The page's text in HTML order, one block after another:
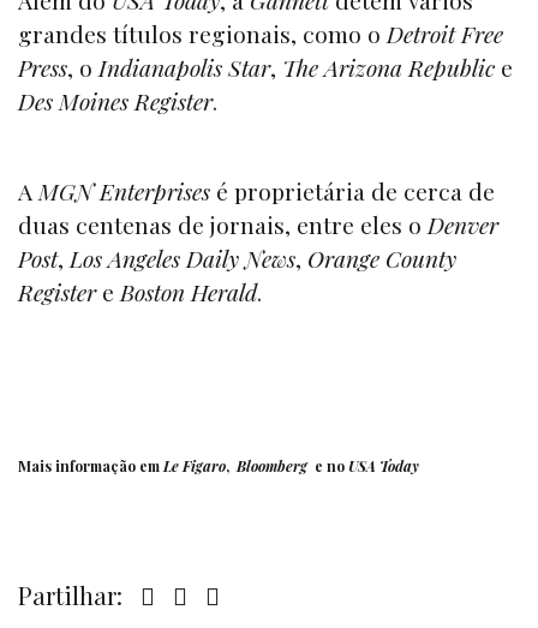
grandes títulos regionais, como o Detroit Free
Press, o Indianapolis Star, The Arizona Republice
Des Moines Register.
A MGN Enterprises é proprietária de cerca de
duas centenas de jornais, entre eles o Denver
Post, Los Angeles Daily News, Orange County
Registere Boston Herald.
Mais informação emLe Figaro, Bloomberge no USA Today
Partilhar: